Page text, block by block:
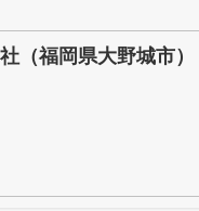
（福岡県大野城市）